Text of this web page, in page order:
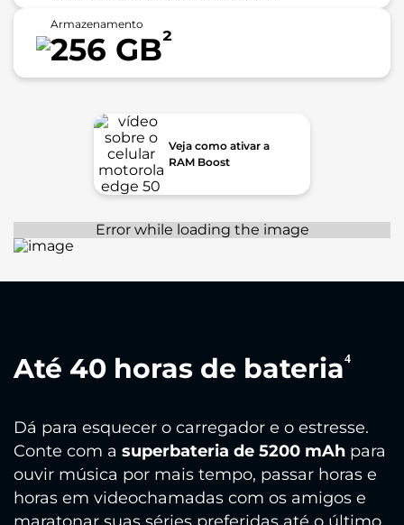
Armazenamento
256 GB²
Veja como ativar a
RAM Boost
Até 40 horas de bateria⁴
Dá para esquecer o carregador e o estresse.
Conte com a superbateria de 5200 mAh para
ouvir música por mais tempo, passar horas e
horas em videochamadas com os amigos e